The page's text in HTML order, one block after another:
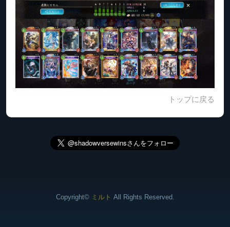
トップに戻る
Copyright© ミルト All Rights Reserved.